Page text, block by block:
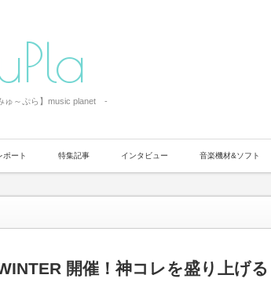
ゅ～ぷら】music planet -
ポート 特集記事 インタビュー 音楽機材&ソフト
開催！神コレを盛り上げる